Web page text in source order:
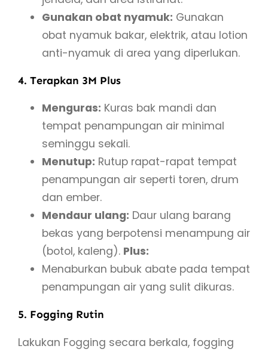
Gunakan obat nyamuk: Gunakan
obat nyamuk bakar, elektrik, atau lotion
anti-nyamuk di area yang diperlukan.
4. Terapkan 3M Plus
Menguras: Kuras bak mandi dan
tempat penampungan air minimal
seminggu sekali.
Menutup: Rutup rapat-rapat tempat
penampungan air seperti toren, drum
dan ember.
Mendaur ulang: Daur ulang barang
bekas yang berpotensi menampung air
(botol, kaleng). Plus:
Menaburkan bubuk abate pada tempat
penampungan air yang sulit dikuras.
5. Fogging Rutin
Lakukan Fogging secara berkala, fogging